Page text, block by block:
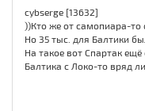
cybserge [13632]
))Кто же от самопиара-то
Но 35 тыс. для Балтики
На такое вот Спартак
Балтика с Локо-то вряд ли.